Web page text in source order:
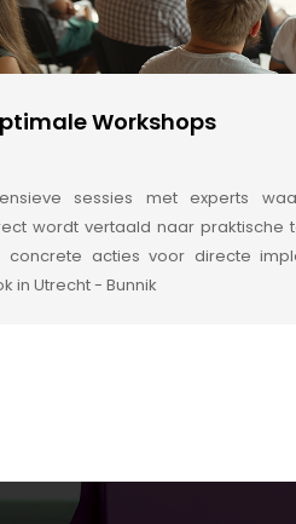
Workshops
sessies met experts
wordt vertaald naar praktische
concrete acties voor directe
in Utrecht - Bunnik